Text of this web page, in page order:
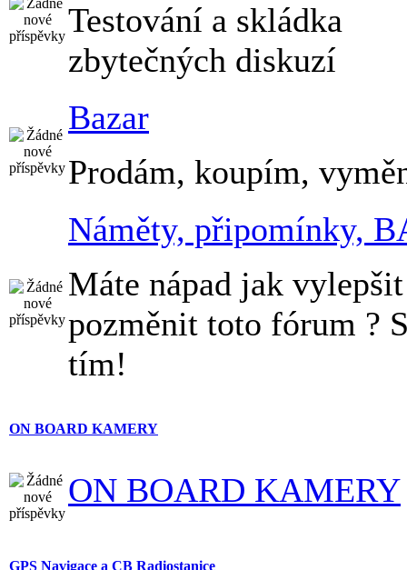
Testování a skládka
zbytečných diskuzí
Bazar
Prodám, koupím,
Náměty, připomínky,
Máte nápad jak
pozměnit toto fórum ?
tím!
ON BOARD KAMERY
ON BOARD KAMERY
GPS Navigace a CB Radiostanice